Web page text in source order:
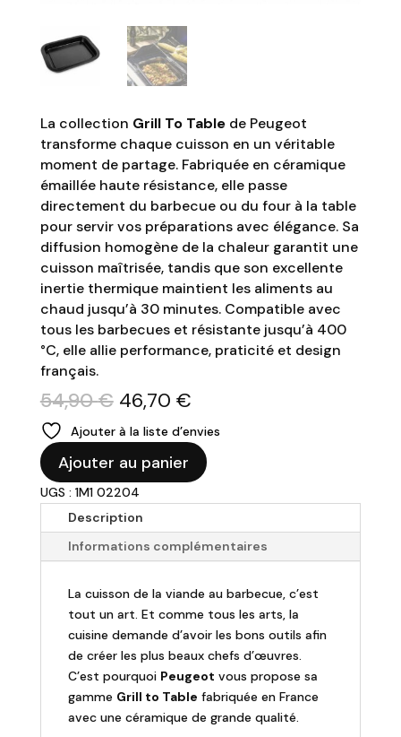
La collection Grill To Tablede Peugeot
transforme chaque cuisson en un véritable
moment de partage. Fabriquée en céramique
émaillée haute résistance, elle passe
directement du barbecue ou du four à la table
pour servir vos préparations avec élégance. Sa
diffusion homogène de la chaleur garantit une
cuisson maîtrisée, tandis que son excellente
inertie thermique maintient les aliments au
chaud jusqu’à 30 minutes. Compatible avec
tous les barbecues et résistante jusqu’à 400
°C, elle allie performance, praticité et design
français.
54,90€ Le
prix
initial
était :
54,90 €.
46,70 €Le
prix
actuel
est :
46,70 €.
Ajouter à la liste d’envies
quantité
de
PEUGEOT
Grill
Plancha
Rectangulaire
Ajouter au panier
UGS : 1M1 02204
Description
Informations complémentaires
La cuisson de la viande au barbecue, c’est
tout un art. Et comme tous les arts, la
cuisine demande d’avoir les bons outils afin
de créer les plus beaux chefs d’œuvres.
C’est pourquoi Peugeot vous propose sa
gamme Grill to Table fabriquée en France
avec une céramique de grande qualité.